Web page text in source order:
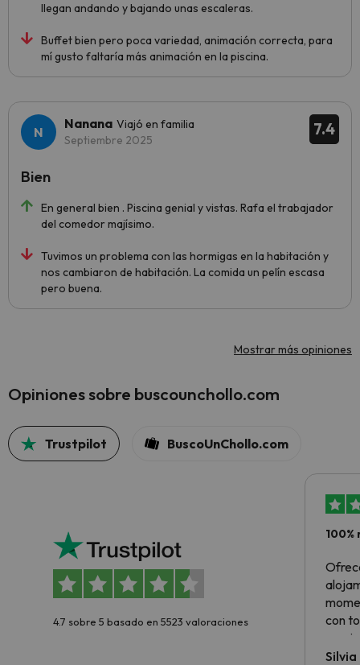
llegan andando y bajando unas escaleras.
Buffet bien pero poca variedad, animación correcta, para
mí gusto faltaría más animación en la piscina.
7.4
Nanana Viajó en familia
Septiembre 2025
En general bien . Piscina genial y vistas. Rafa el trabajador
del comedor majísimo.
Tuvimos un problema con las hormigas en la habitación y
nos cambiaron de habitación. La comida un pelín escasa
pero buena.
Bien
Mostrar más opiniones
Opiniones sobre buscounchollo.com
Trustpilot BuscoUnChollo.com
4.7 sobre 5 basado en 5523 valoraciones
con